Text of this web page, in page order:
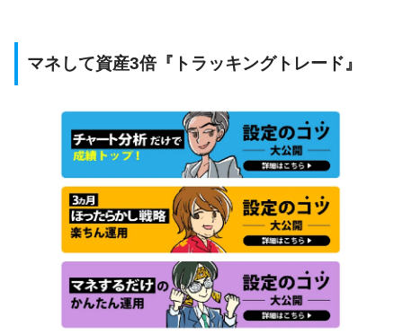
マネして資産3倍『トラッキングトレード』